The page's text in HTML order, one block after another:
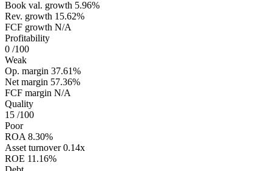
Book val. growth 5.96%
Rev. growth 15.62%
FCF growth N/A
Profitability
0 /100
Weak
Op. margin 37.61%
Net margin 57.36%
FCF margin N/A
Quality
15 /100
Poor
ROA 8.30%
Asset turnover 0.14x
ROE 11.16%